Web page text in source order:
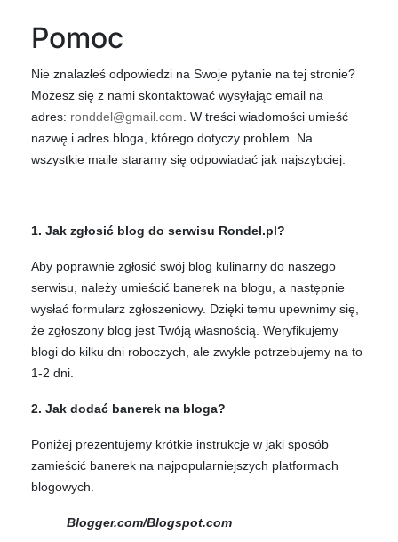
Pomoc
Nie znalazłeś odpowiedzi na Swoje pytanie na tej stronie?
Możesz się z nami skontaktować wysyłając email na
adres: ronddel@gmail.com . W treści wiadomości umieść
nazwę i adres bloga, którego dotyczy problem. Na
wszystkie maile staramy się odpowiadać jak najszybciej.
1. Jak zgłosić blog do serwisu Rondel.pl?
Aby poprawnie zgłosić swój blog kulinarny do naszego
serwisu, należy umieścić banerek na blogu, a następnie
wysłać formularz zgłoszeniowy. Dzięki temu upewnimy się,
że zgłoszony blog jest Twóją własnością. Weryfikujemy
blogi do kilku dni roboczych, ale zwykle potrzebujemy na to
1-2 dni.
2. Jak dodać banerek na bloga?
Poniżej prezentujemy krótkie instrukcje w jaki sposób
zamieścić banerek na najpopularniejszych platformach
blogowych.
Blogger.com/Blogspot.com